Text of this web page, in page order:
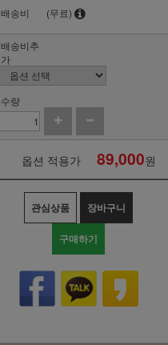
배송비
(무료)
배송비추
가
수량
옵션 적용가 89,000원
관심상품 장바구니
구매하기